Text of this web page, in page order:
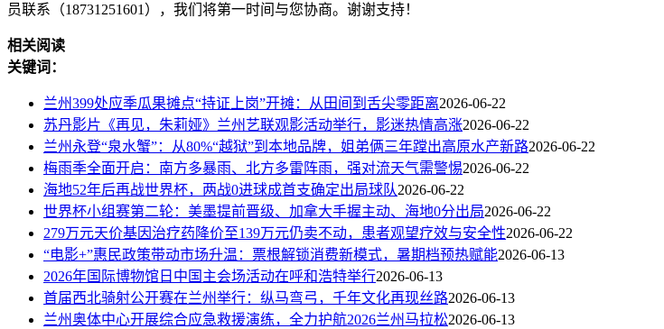
员联系（18731251601），我们将第一时间与您协商。谢谢支持！
相关阅读
关键词：
兰州399处应季瓜果摊点“持证上岗”开摊：从田间到舌尖零距离2026-06-22
苏丹影片《再见，朱莉娅》兰州艺联观影活动举行，影迷热情高涨2026-06-22
兰州永登“泉水蟹”：从80%“越狱”到本地品牌，姐弟俩三年蹚出高原水产新路2026-06-22
梅雨季全面开启：南方多暴雨、北方多雷阵雨，强对流天气需警惕2026-06-22
海地52年后再战世界杯，两战0进球成首支确定出局球队2026-06-22
世界杯小组赛第二轮：美墨提前晋级、加拿大手握主动、海地0分出局2026-06-22
279万元天价基因治疗药降价至139万元仍卖不动，患者观望疗效与安全性2026-06-22
“电影+”惠民政策带动市场升温：票根解锁消费新模式，暑期档预热赋能2026-06-13
2026年国际博物馆日中国主会场活动在呼和浩特举行2026-06-13
首届西北骑射公开赛在兰州举行：纵马弯弓，千年文化再现丝路2026-06-13
兰州奥体中心开展综合应急救援演练，全力护航2026兰州马拉松2026-06-13